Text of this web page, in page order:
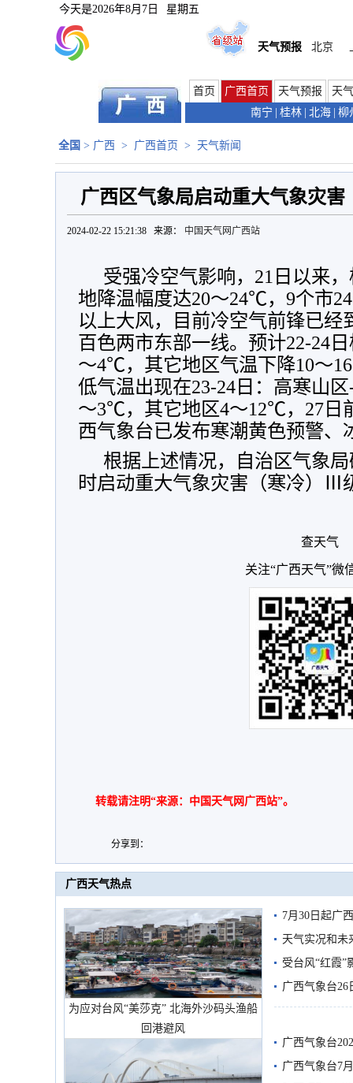
今天是2026年8月7日 星期五
天气预报 北京
首页 广西首页 天气预报
天
南宁
桂林 北海 柳
全国 > 广西 > 广西首页 > 天气新闻
广西区气象局启动重大气象灾
2024-02-22 15:21:38 来源： 中国天气网广西站
受强冷空气影响，21日以来
地降温幅度达20～24℃，9个市
以上大风，目前冷空气前锋已经
百色两市东部一线。预计22-24
～4℃，其它地区气温下降10～
低气温出现在23-24日：高寒
～3℃，其它地区4～12℃，27日
西气象台已发布寒潮黄色预警、
根据上述情况，自治区气象
时启动重大气象灾害（寒冷）Ⅲ
查天气
关注“广西天气”微
转载请注明“来源：中国天气网广西站”。
分享到：
广西天气热点
为应对台风“美莎克” 北海外沙码头渔船
回港避风
7月30日起广
天气实况和未
受台风“红霞”
有较强降雨
广西气象台26
广西气象台
预警
广西气象台7